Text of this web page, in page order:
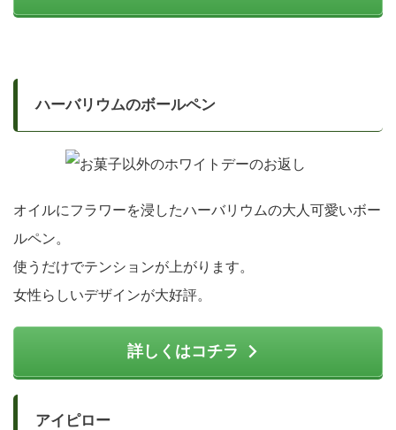
ハーバリウムのボールペン
オイルにフラワーを浸したハーバリウムの大人可愛いボー
ルペン。
使うだけでテンションが上がります。
女性らしいデザインが大好評。
詳しくはコチラ
アイピロー